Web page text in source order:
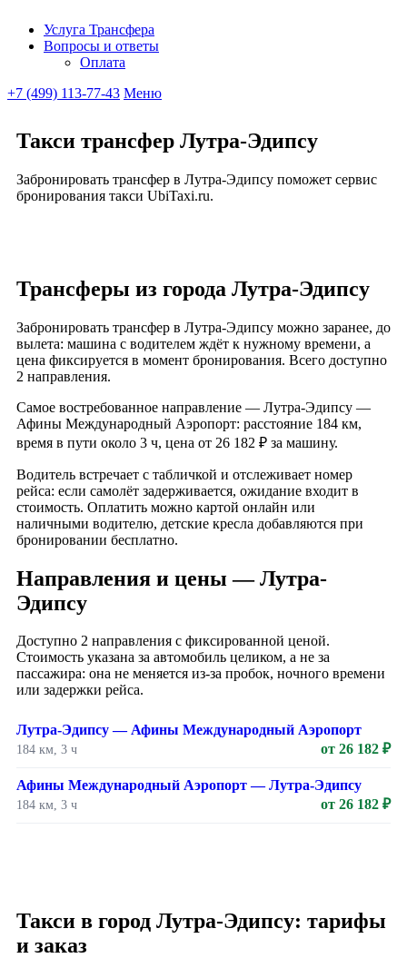
Ubitaxi
Услуга Трансфера
Вопросы и ответы
Оплата
+7 (499) 113-77-43 Меню
Такси трансфер Лутра-Эдипсу
Забронировать трансфер в Лутра-Эдипсу поможет сервис
бронирования такси UbiTaxi.ru.
Трансферы из города Лутра-Эдипсу
Забронировать трансфер в Лутра-Эдипсу можно заранее, до
вылета: машина с водителем ждёт к нужному времени, а
цена фиксируется в момент бронирования. Всего доступно
2 направления.
Самое востребованное направление — Лутра-Эдипсу —
Афины Международный Аэропорт: расстояние 184 км,
время в пути около 3 ч, цена от 26 182 ₽ за машину.
Водитель встречает с табличкой и отслеживает номер
рейса: если самолёт задерживается, ожидание входит в
стоимость. Оплатить можно картой онлайн или
наличными водителю, детские кресла добавляются при
бронировании бесплатно.
Направления и цены — Лутра-
Эдипсу
Доступно 2 направления с фиксированной ценой.
Стоимость указана за автомобиль целиком, а не за
пассажира: она не меняется из-за пробок, ночного времени
или задержки рейса.
Лутра-Эдипсу — Афины Международный Аэропорт
184 км, 3 ч от 26 182 ₽
Афины Международный Аэропорт — Лутра-Эдипсу
184 км, 3 ч от 26 182 ₽
Такси в город Лутра-Эдипсу: тарифы
и заказ